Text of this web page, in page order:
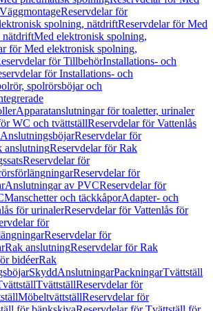
VäggmontageReservdelar för
spolning, nätdriftReservdelar för Med
nätdriftMed elektronisk spolning,
för Med elektronisk spolning,
för TillbehörInstallations- och
för Installations- och
spolrörsböjar och
Apparatanslutningar för toaletter, urinaler
WC och tvättställReservdelar för Vattenlås
AnslutningsböjarReservdelar för
anslutningReservdelar för Rak
Reservdelar för
Reservdelar för
Anslutningar av PVCReservdelar för
Manschetter och täckkåporAdapter- och
för urinalerReservdelar för Vattenlås för
för
Reservdelar för
Rak anslutningReservdelar för Rak
bidéerRak
SkyddAnslutningarPackningarTvättställ
TvättställReservdelar för
MöbeltvättställReservdelar för